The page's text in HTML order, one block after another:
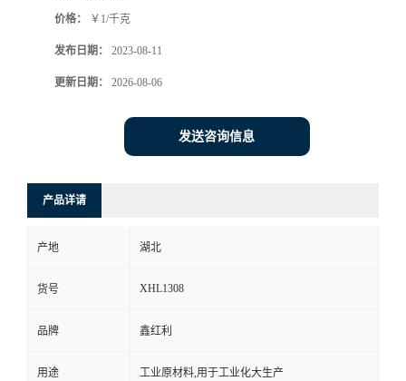
价格： ￥1/千克
发布日期： 2023-08-11
更新日期： 2026-08-06
发送咨询信息
产品详请
产地 湖北
货号 XHL1308
品牌 鑫红利
用途 工业原材料,用于工业化大生产